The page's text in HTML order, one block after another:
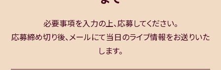
必要事項を入力の上、応募してください。
応募締め切り後、メールにて当日のライブ情報をお送りいた
します。